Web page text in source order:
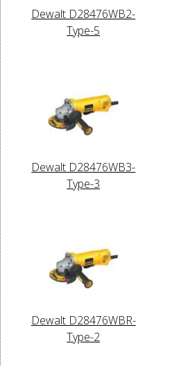
Dewalt D28476WB2-
Type-5
Dewalt D28476WB3-
Type-3
Dewalt D28476WBR-
Type-2